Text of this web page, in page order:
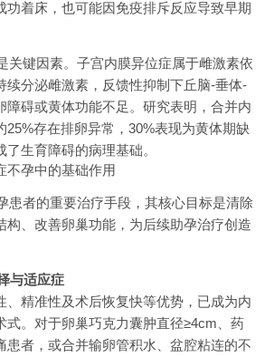
功着床，也可能因免疫排斥反应导致早期
关键因素。子宫内膜异位症属于雌激素依
续分泌雌激素，反馈性抑制下丘脑-垂体-
障碍或黄体功能不足。研究表明，合并内
25%存在排卵异常，30%表现为黄体期缺
生育障碍的病理基础。
不孕中的基础作用
患者的重要治疗手段，其核心目标是清除
构、改善卵巢功能，为后续助孕治疗创造
与适应症
、精准性及术后恢复快等优势，已成为内
式。对于卵巢巧克力囊肿直径≥4cm、药
患者，或合并输卵管积水、盆腔粘连的不